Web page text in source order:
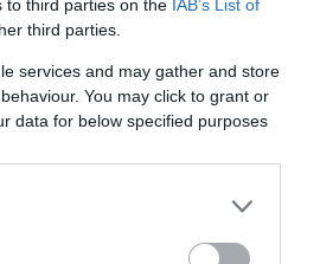
to third parties on the IAB’s List of
third parties.
services and may gather and store
You may click to grant or
data for below specified purposes
4,7
έως τις
κατά τη
η οποία
7 σχέσεων
το κιβώτιο